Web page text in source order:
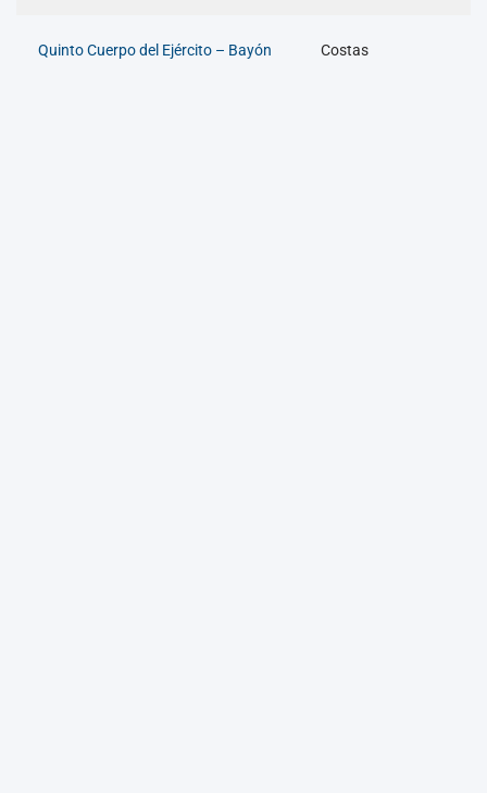
Quinto Cuerpo del Ejército – Bayón Costas